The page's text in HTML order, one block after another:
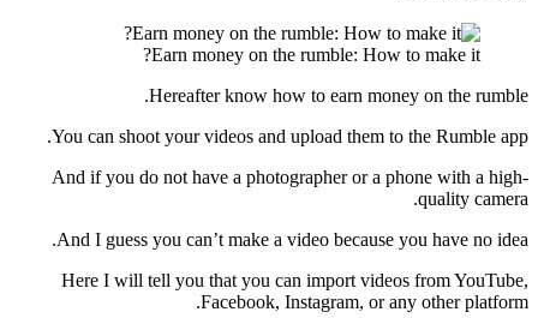
Earn money on the rumble: How to make it?
Hereafter know how to earn money on the rumble.
You can shoot your videos and upload them to the Rumble app.
And if you do not have a photographer or a phone with a high-
quality camera.
And I guess you can’t make a video because you have no idea.
Here I will tell you that you can import videos from YouTube,
Facebook, Instagram, or any other platform.